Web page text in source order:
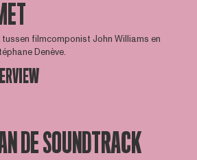
filmcomponist John Williams en
Denève.
DE SOUNDTRACK